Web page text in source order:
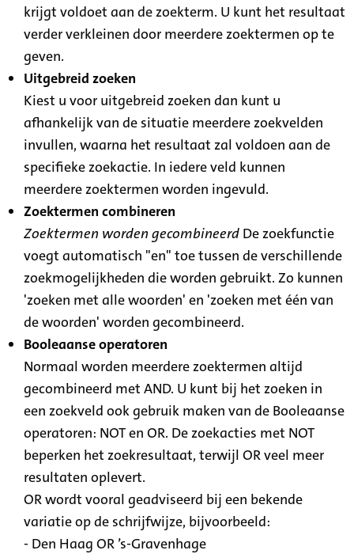
krijgt voldoet aan de zoekterm. U kunt het resultaat
verder verkleinen door meerdere zoektermen op te
geven.
Uitgebreid zoeken
Kiest u voor uitgebreid zoeken dan kunt u
afhankelijk van de situatie meerdere zoekvelden
invullen, waarna het resultaat zal voldoen aan de
specifieke zoekactie. In iedere veld kunnen
meerdere zoektermen worden ingevuld.
Zoektermen combineren
Zoektermen worden gecombineerd De zoekfunctie
voegt automatisch "en" toe tussen de verschillende
zoekmogelijkheden die worden gebruikt. Zo kunnen
'zoeken met alle woorden' en 'zoeken met één van
de woorden' worden gecombineerd.
Booleaanse operatoren
Normaal worden meerdere zoektermen altijd
gecombineerd met AND. U kunt bij het zoeken in
een zoekveld ook gebruik maken van de Booleaanse
operatoren: NOT en OR. De zoekacties met NOT
beperken het zoekresultaat, terwijl OR veel meer
resultaten oplevert.
OR wordt vooral geadviseerd bij een bekende
variatie op de schrijfwijze, bijvoorbeeld:
- Den Haag OR ’s-Gravenhage